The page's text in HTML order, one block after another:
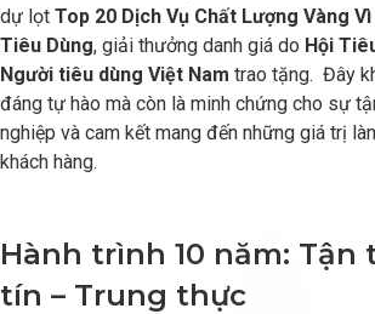
dự lọt Top 20 Dịch Vụ Chất Lượng Vàng
Tiêu Dùng, giải thưởng danh giá do Hội
Người tiêu dùng Việt Nam trao tặng. Đây
đáng tự hào mà còn là minh chứng cho sự
nghiệp và cam kết mang đến những giá trị
khách hàng.
Hành trình 10 năm: Tận
tín – Trung thực